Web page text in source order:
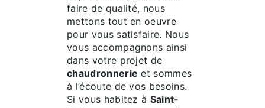
faire de qualité, nous
mettons tout en oeuvre
pour vous satisfaire. Nous
vous accompagnons ainsi
dans votre projet de
chaudronnerie et sommes
à l’écoute de vos besoins.
Si vous habitez à Saint-